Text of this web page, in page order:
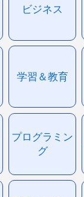
ビジネス
学習＆教育
プログラミン
グ